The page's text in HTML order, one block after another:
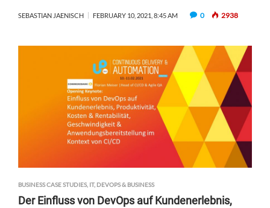
SEBASTIAN JAENISCH FEBRUARY 10, 2021, 8:45 AM 0 2938
BUSINESS CASE STUDIES, IT, DEVOPS & BUSINESS
Der Einfluss von DevOps auf Kundenerlebnis,